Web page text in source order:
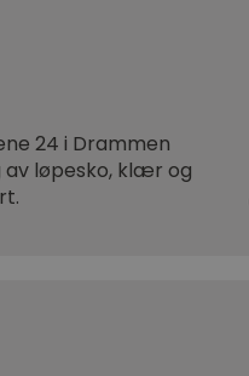
24 i Drammen
av løpesko, klær og